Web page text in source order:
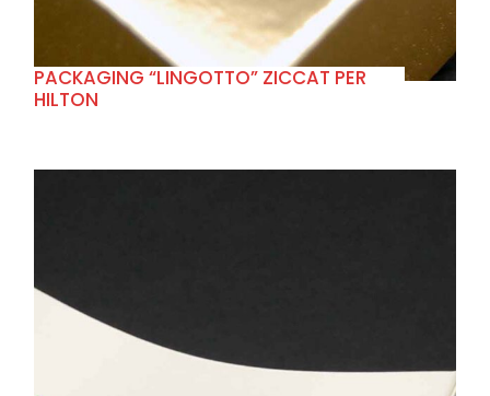
PACKAGING “LINGOTTO” ZICCAT PER
HILTON